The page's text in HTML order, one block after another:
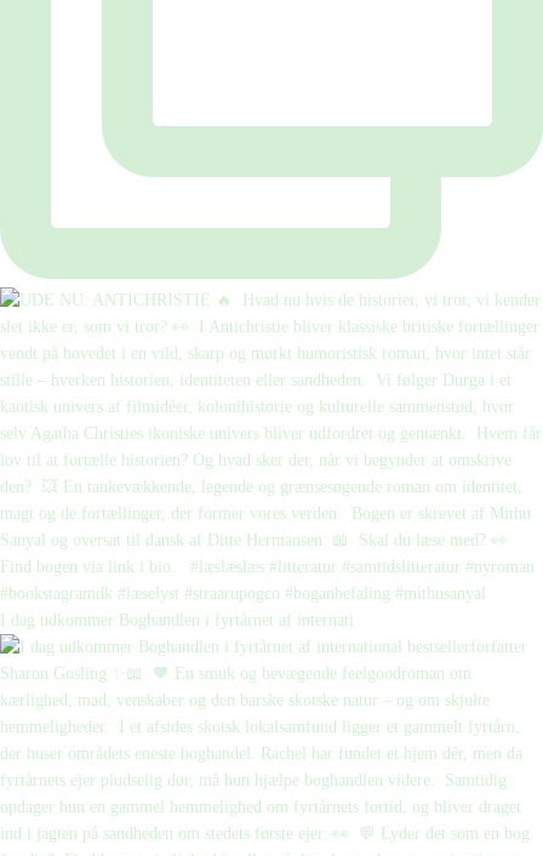
I dag udkommer Boghandlen i fyrtårnet af internati